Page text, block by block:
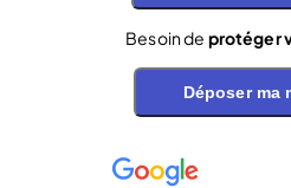
Besoin de protéger
Déposer ma